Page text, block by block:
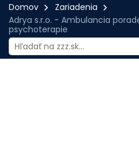
Domov
Zariadenia
Adrya s.r.o. - Ambulancia
psychoterapie